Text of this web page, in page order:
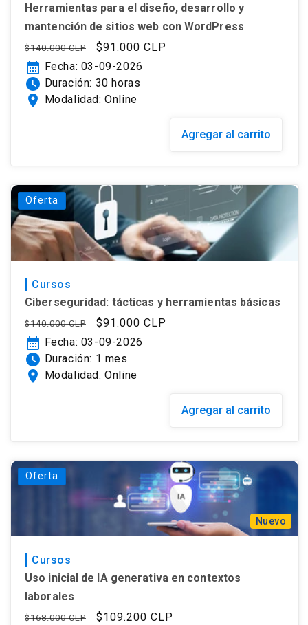
Herramientas para el diseño, desarrollo y
mantención de sitios web con WordPress
Precio
habitual
$140.000 CLP
Precio
de
oferta
$91.000 CLP
calendar_month Fecha: 03-09-2026
watch_later Duración: 30 horas
location_on Modalidad: Online
Agregar al carrito
Oferta
Cursos
Ciberseguridad: tácticas y herramientas básicas
Precio
habitual
$140.000 CLP
Precio
de
oferta
$91.000 CLP
calendar_month Fecha: 03-09-2026
watch_later Duración: 1 mes
location_on Modalidad: Online
Agregar al carrito
Nuevo
Oferta
Cursos
Uso inicial de IA generativa en contextos
laborales
Precio
$168.000 CLP
Precio
$109.200 CLP